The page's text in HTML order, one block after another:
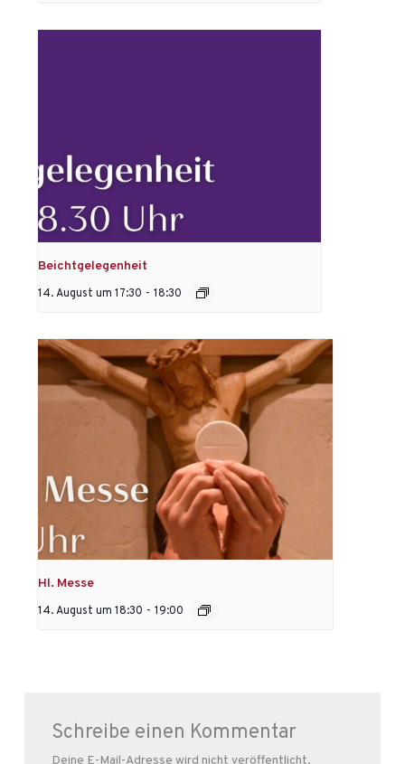
Beichtgelegenheit
14. August um 17:30 - 18:30
Hl. Messe
14. August um 18:30 - 19:00
Schreibe einen Kommentar